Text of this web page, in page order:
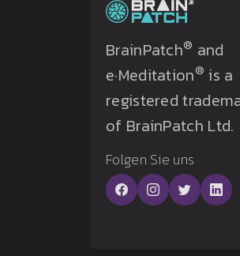
BrainPatch® and
e·Meditation® is a
registered
of BrainPatch Ltd.
Folgen Sie uns